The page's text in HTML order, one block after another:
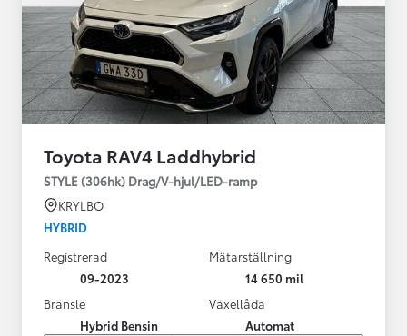
Toyota RAV4 Laddhybrid
STYLE (306hk) Drag/V-hjul/LED-ramp
KRYLBO
HYBRID
Registrerad
09-2023
Mätarställning
14 650 mil
Bränsle
Hybrid Bensin
Växellåda
Automat